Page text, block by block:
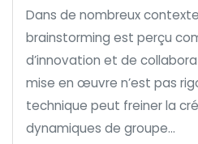
Dans de nombreux
brainstorming est perçu
d’innovation et de
mise en œuvre n’est pas
technique peut freiner la
dynamiques de groupe...